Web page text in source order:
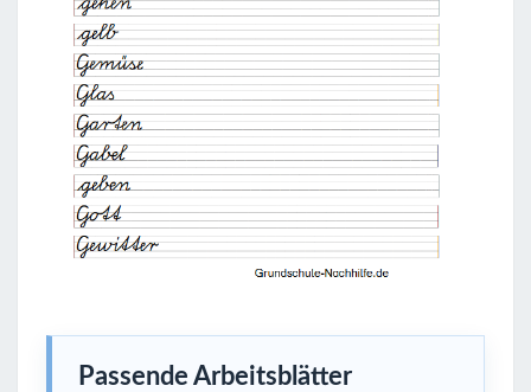
Passende Arbeitsblätter